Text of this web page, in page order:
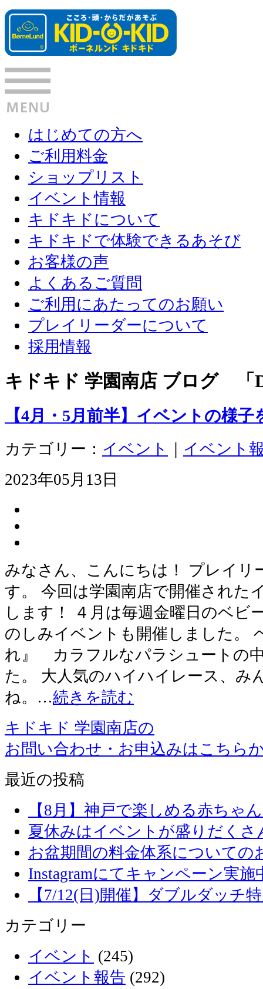
はじめての方へ
ご利用料金
ショップリスト
イベント情報
キドキドについて
キドキドで体験できるあそび
お客様の声
よくあるご質問
ご利用にあたってのお願い
プレイリーダーについて
採用情報
キドキド 学園南店 ブログ 「
【4月・5月前半】イベントの様子
カテゴリー： イベント
イベント
2023年05月13日
みなさん、こんにちは！ プレイリ
す。 今回は学園南店で開催された
します！ ４月は毎週金曜日のベビ
のしみイベントも開催しました。
れ』 カラフルなパラシュートの
た。 大人気のハイハイレース、み
ね。…続きを読む
キドキド 学園南店の
お問い合わせ・お申込みはこちら
最近の投稿
【8月】神戸で楽しめる赤ちゃ
夏休みはイベントが盛りだくさ
お盆期間の料金体系についての
Instagramにてキャンペーン実施
【7/12(日)開催】ダブルダッチ
カテゴリー
イベント (245)
イベント報告 (292)